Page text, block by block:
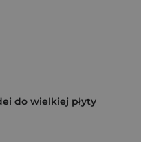
do wielkiej płyty